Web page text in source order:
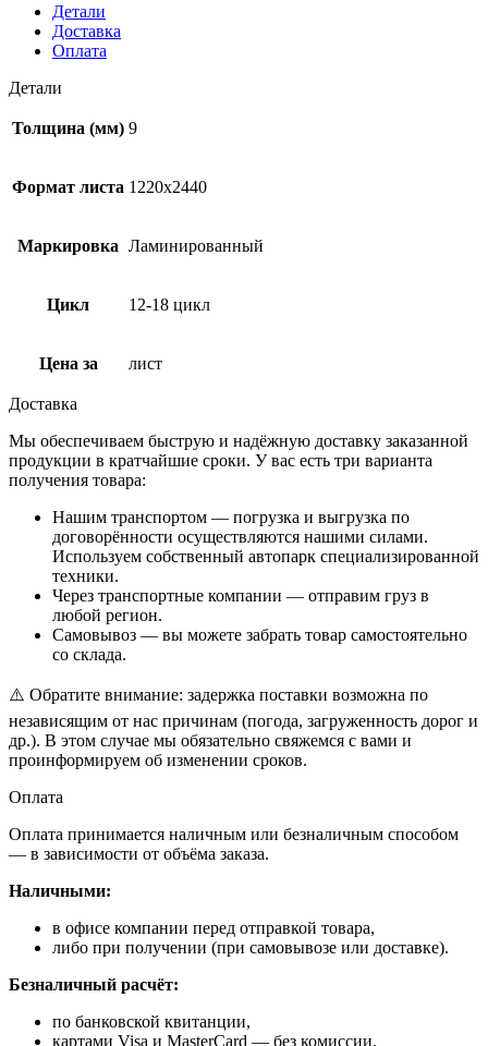
Детали
Доставка
Оплата
Детали
Толщина (мм) 9
Формат листа 1220х2440
Маркировка Ламинированный
Цикл 12-18 цикл
Цена за лист
Доставка
Мы обеспечиваем быструю и надёжную доставку заказанной
продукции в кратчайшие сроки. У вас есть три варианта
получения товара:
Нашим транспортом — погрузка и выгрузка по
договорённости осуществляются нашими силами.
Используем собственный автопарк специализированной
техники.
Через транспортные компании — отправим груз в
любой регион.
Самовывоз — вы можете забрать товар самостоятельно
со склада.
⚠️ Обратите внимание: задержка поставки возможна по
независящим от нас причинам (погода, загруженность дорог и
др.). В этом случае мы обязательно свяжемся с вами и
проинформируем об изменении сроков.
Оплата
Оплата принимается наличным или безналичным способом
— в зависимости от объёма заказа.
Наличными:
в офисе компании перед отправкой товара,
либо при получении (при самовывозе или доставке).
Безналичный расчёт:
по банковской квитанции,
картами Visa и MasterCard — без комиссии.